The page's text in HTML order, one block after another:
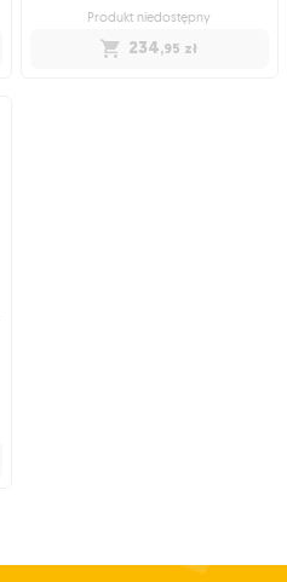
Produkt niedostępny
234,95 zł